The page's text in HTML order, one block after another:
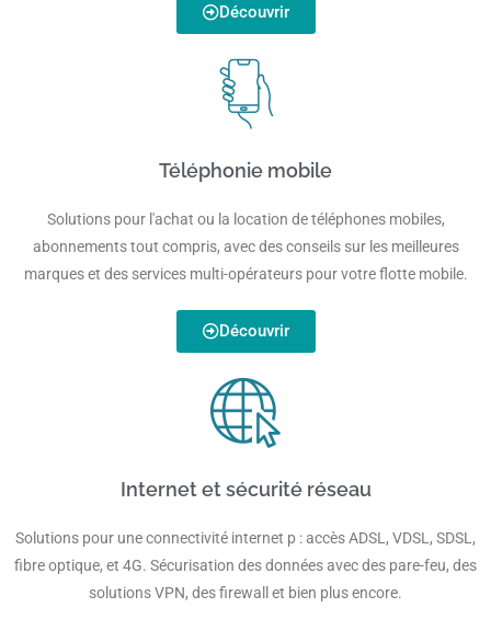
Découvrir
Téléphonie mobile
Solutions pour l'achat ou la location de téléphones mobiles,
abonnements tout compris, avec des conseils sur les meilleures
marques et des services multi-opérateurs pour votre flotte mobile.
Découvrir
Internet et sécurité réseau
Solutions pour une connectivité internet p : accès ADSL, VDSL, SDSL,
fibre optique, et 4G. Sécurisation des données avec des pare-feu, des
solutions VPN, des firewall et bien plus encore.